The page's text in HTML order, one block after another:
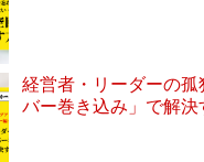
経営者・リーダーの
バー巻き込み」で解決